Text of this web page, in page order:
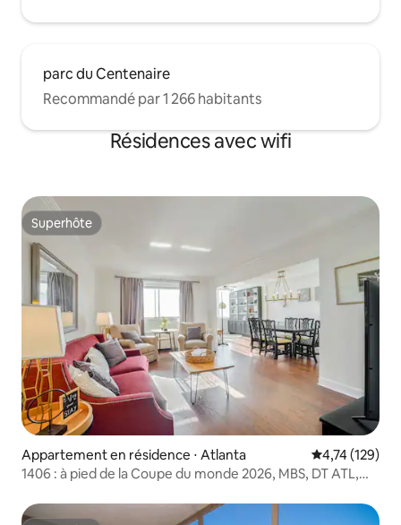
Mercedes Benz Stadium, le World of
Coke, le Fox Theater, la Phillips Arena, le
parc du Centenaire
Recommandé par 1 266 habitants
Résidences avec wifi
Superhôte
Superhôte
Appartement en résidence ⋅ Atlanta Évaluation
4,74 (129)
1406 : à pied de la Coupe du monde 2026, MBS, DT ATL,